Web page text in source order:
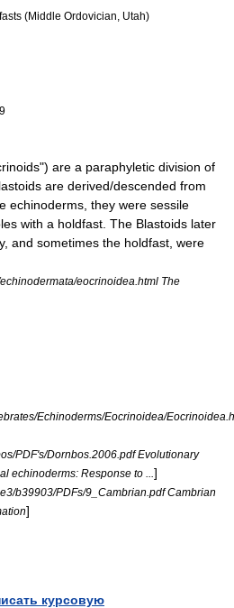
(Middle Ordovician, Utah)
are a paraphyletic division of
s are derived/descended from
echinoderms, they were sessile
with a holdfast. The Blastoids later
and sometimes the holdfast , were
eocrinoidea.html The
Echinoderms/Eocrinoidea/
PDF's/Dornbos.2006.pdf Evolutionary
echinoderms: Response to ... ]
b39903/PDFs/9_Cambrian.pdf Cambrian
]
курсовую